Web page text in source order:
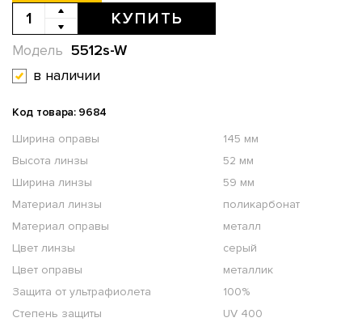
КУПИТЬ
5512s-W
Модель
в наличии
Код товара: 9684
Ширина оправы
145 мм
Высота линзы
52 мм
Ширина линзы
59 мм
Материал линзы
поликарбонат
Материал оправы
металл
Цвет линзы
серый
Цвет оправы
металлик
Защита от ультрафиолета
100%
Степень защиты
UV 400